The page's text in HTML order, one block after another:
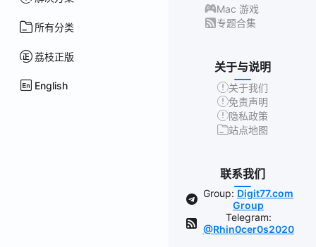
所有分类
荔枝正版
English
Mac 游戏
专题合集
关于与说明
关于我们
免责声明
隐私政策
站点地图
联系我们
Group: Digit77.com
Group
Telegram:
@Rhin0cer0s2020